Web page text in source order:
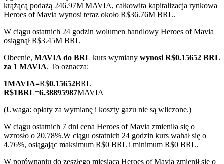
Kontrakty terminowe na kryptowaluty
TradFi
Instrumenty pochodne na akcje, forex, metale szlachetne i
towary
krążącą podażą 246.97M MAVIA, całkowita kapitalizacja rynkowa
Heroes of Mavia wynosi teraz około R$36.76M BRL.
W ciągu ostatnich 24 godzin wolumen handlowy Heroes of Mavia
osiągnął R$3.45M BRL
Obecnie, MAVIA do BRL kurs wymiany wynosi R$0.15652 BRL
za 1 MAVIA. To oznacza:
1MAVIA=R$0.15652BRL
R$1BRL=6.38895987MAVIA
(Uwaga: opłaty za wymianę i koszty gazu nie są wliczone.)
W ciągu ostatnich 7 dni cena Heroes of Mavia zmieniła się o
wzrosło o 20.78%.W ciągu ostatnich 24 godzin kurs wahał się o
4.76%, osiągając maksimum R$0 BRL i minimum R$0 BRL.
W porównaniu do zeszłego miesiąca Heroes of Mavia zmienił się o